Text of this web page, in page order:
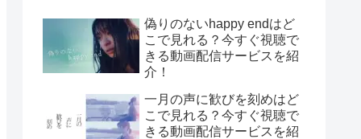
偽りのないhappy endはど
こで見れる？今すぐ視聴で
きる動画配信サービスを紹
介！
一月の声に歓びを刻めはど
こで見れる？今すぐ視聴で
きる動画配信サービスを紹